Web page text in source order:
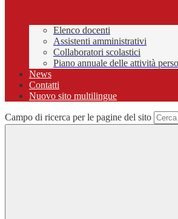
Elenco docenti
Assistenti amministrativi
Collaboratori scolastici
Piano annuale delle attività
News
Contatti
Nuovo sito multilingue
Campo di ricerca per le pagine del sito